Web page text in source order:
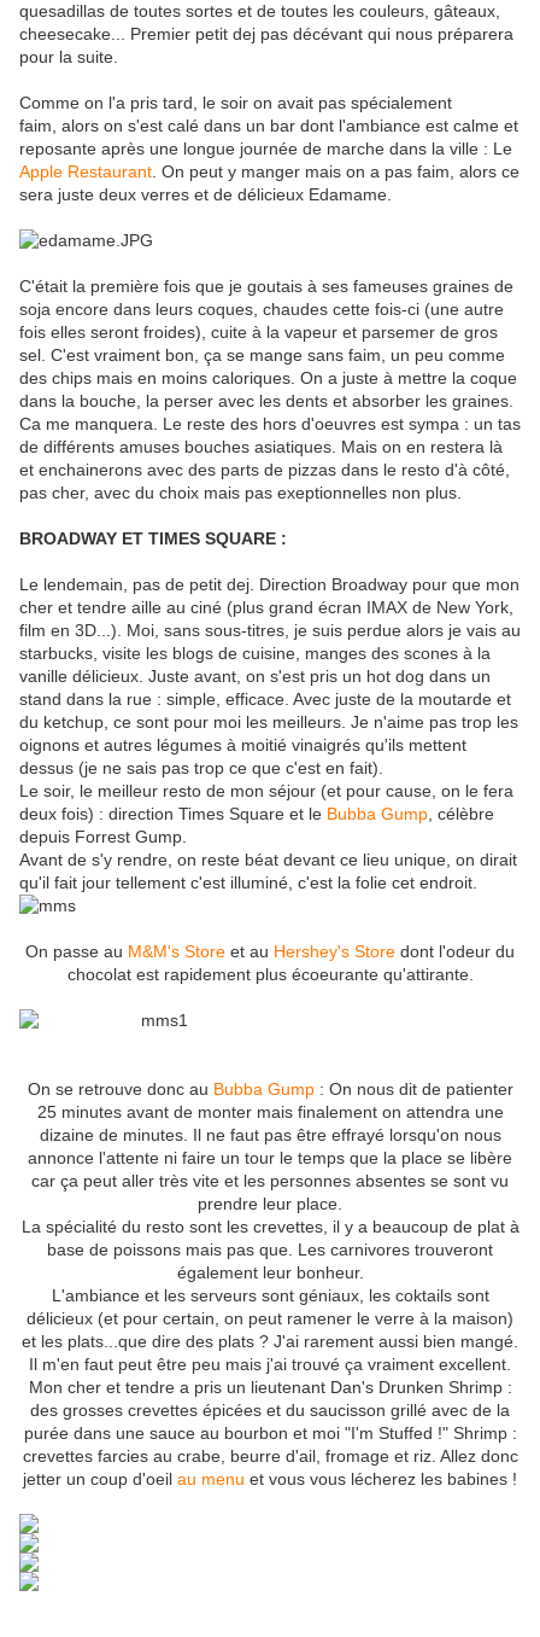
quesadillas de toutes sortes et de toutes les couleurs, gâteaux,
cheesecake... Premier petit dej pas décévant qui nous préparera
pour la suite.
Comme on l'a pris tard, le soir on avait pas spécialement
faim, alors on s'est calé dans un bar dont l'ambiance est calme et
reposante après une longue journée de marche dans la ville : Le
Apple Restaurant . On peut y manger mais on a pas faim, alors ce
sera juste deux verres et de délicieux Edamame.
C'était la première fois que je goutais à ses fameuses graines de
soja encore dans leurs coques, chaudes cette fois-ci (une autre
fois elles seront froides), cuite à la vapeur et parsemer de gros
sel. C'est vraiment bon, ça se mange sans faim, un peu comme
des chips mais en moins caloriques. On a juste à mettre la coque
dans la bouche, la perser avec les dents et absorber les graines.
Ca me manquera. Le reste des hors d'oeuvres est sympa : un tas
de différents amuses bouches asiatiques. Mais on en restera là
et enchainerons avec des parts de pizzas dans le resto d'à côté,
pas cher, avec du choix mais pas exeptionnelles non plus.
BROADWAY ET TIMES SQUARE :
Le lendemain, pas de petit dej. Direction Broadway pour que mon
cher et tendre aille au ciné (plus grand écran IMAX de New York,
film en 3D...). Moi, sans sous-titres, je suis perdue alors je vais au
starbucks, visite les blogs de cuisine, manges des scones à la
vanille délicieux. Juste avant, on s'est pris un hot dog dans un
stand dans la rue : simple, efficace. Avec juste de la moutarde et
du ketchup, ce sont pour moi les meilleurs. Je n'aime pas trop les
oignons et autres légumes à moitié vinaigrés qu'ils mettent
dessus (je ne sais pas trop ce que c'est en fait).
Le soir, le meilleur resto de mon séjour (et pour cause, on le fera
deux fois) : direction Times Square et le Bubba Gump , célèbre
depuis Forrest Gump.
Avant de s'y rendre, on reste béat devant ce lieu unique, on dirait
qu'il fait jour tellement c'est illuminé, c'est la folie cet endroit.
On passe au M&M's Store et au Hershey's Store dont l'odeur du
chocolat est rapidement plus écoeurante qu'attirante.
On se retrouve donc au Bubba Gump: On nous dit de patienter
25 minutes avant de monter mais finalement on attendra une
dizaine de minutes. Il ne faut pas être effrayé lorsqu'on nous
annonce l'attente ni faire un tour le temps que la place se libère
car ça peut aller très vite et les personnes absentes se sont vu
prendre leur place.
La spécialité du resto sont les crevettes, il y a beaucoup de plat à
base de poissons mais pas que. Les carnivores trouveront
également leur bonheur.
L'ambiance et les serveurs sont géniaux, les coktails sont
délicieux (et pour certain, on peut ramener le verre à la maison)
et les plats...que dire des plats ? J'ai rarement aussi bien mangé.
Il m'en faut peut être peu mais j'ai trouvé ça vraiment excellent.
Mon cher et tendre a pris un lieutenant Dan's Drunken Shrimp :
des grosses crevettes épicées et du saucisson grillé avec de la
purée dans une sauce au bourbon et moi "I'm Stuffed !" Shrimp :
crevettes farcies au crabe, beurre d'ail, fromage et riz. Allez donc
jetter un coup d'oeil au menu et vous vous lécherez les babines !